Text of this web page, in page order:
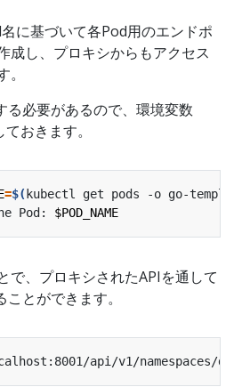
に基づいて各Pod用のエンドポ
成し、プロキシからもアクセス
る必要があるので、環境変数
おきます。
=$( kubectl get pods -o go-
Pod: $POD_NAME
で、プロキシされたAPIを通して
とができます。
api/v1/namespaces/